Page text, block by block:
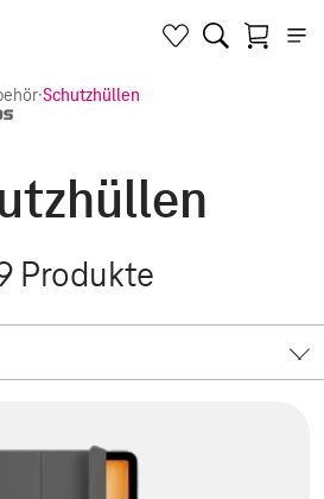
·Schutzhüllen
Produkte